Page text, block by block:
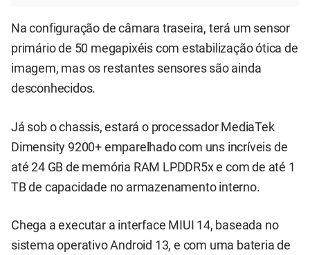
Na configuração de câmara traseira, terá um sensor
primário de 50 megapixéis com estabilização ótica de
imagem, mas os restantes sensores são ainda
desconhecidos.
Já sob o chassis, estará o processador MediaTek
Dimensity 9200+ emparelhado com uns incríveis de
até 24 GB de memória RAM LPDDR5x e com de até 1
TB de capacidade no armazenamento interno.
Chega a executar a interface MIUI 14, baseada no
sistema operativo Android 13, e com uma bateria de